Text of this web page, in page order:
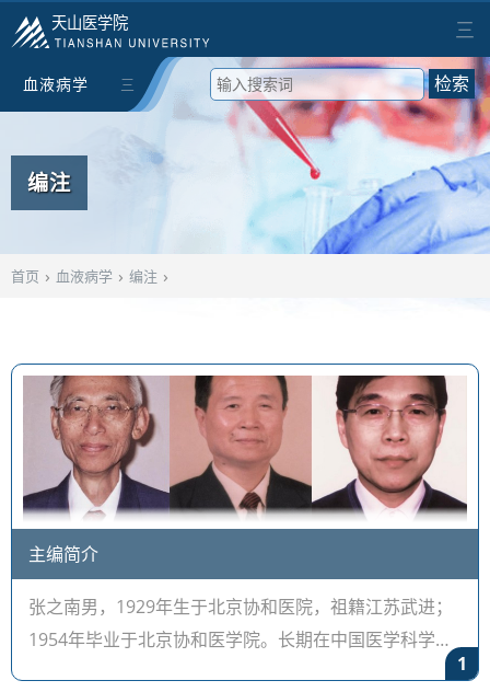
天山医学院 三
血液病学 三 检索
编注
首页 › 血液病学 › 编注 ›
主编简介
张之南男，1929年生于北京协和医院，祖籍江苏武进；
1954年毕业于北京协和医学院。长期在中国医学科学
1